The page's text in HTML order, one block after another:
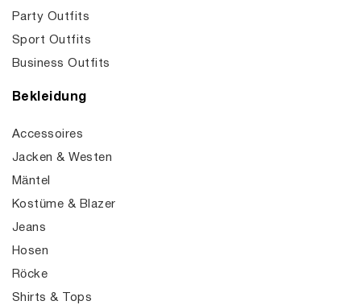
Party Outfits
Sport Outfits
Business Outfits
Bekleidung
Accessoires
Jacken & Westen
Mäntel
Kostüme & Blazer
Jeans
Hosen
Röcke
Shirts & Tops